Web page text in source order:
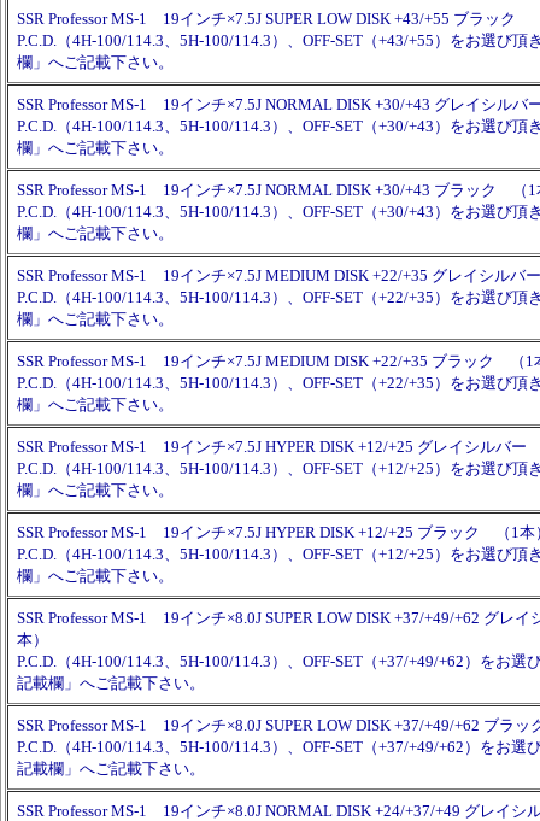
SSR Professor MS-1 19インチ×7.5J SUPER LOW DISK +43/+55 ブラック
P.C.D.（4H-100/114.3、5H-100/114.3）、OFF-SET（+43/+55）をお選び頂
欄」へご記載下さい。
SSR Professor MS-1 19インチ×7.5J NORMAL DISK +30/+43 グレイシル
P.C.D.（4H-100/114.3、5H-100/114.3）、OFF-SET（+30/+43）をお選び頂
欄」へご記載下さい。
SSR Professor MS-1 19インチ×7.5J NORMAL DISK +30/+43 ブラック （1
P.C.D.（4H-100/114.3、5H-100/114.3）、OFF-SET（+30/+43）をお選び頂
欄」へご記載下さい。
SSR Professor MS-1 19インチ×7.5J MEDIUM DISK +22/+35 グレイシル
P.C.D.（4H-100/114.3、5H-100/114.3）、OFF-SET（+22/+35）をお選び頂
欄」へご記載下さい。
SSR Professor MS-1 19インチ×7.5J MEDIUM DISK +22/+35 ブラック （1
P.C.D.（4H-100/114.3、5H-100/114.3）、OFF-SET（+22/+35）をお選び頂
欄」へご記載下さい。
SSR Professor MS-1 19インチ×7.5J HYPER DISK +12/+25 グレイシルバ
P.C.D.（4H-100/114.3、5H-100/114.3）、OFF-SET（+12/+25）をお選び頂
欄」へご記載下さい。
SSR Professor MS-1 19インチ×7.5J HYPER DISK +12/+25 ブラック （1本
P.C.D.（4H-100/114.3、5H-100/114.3）、OFF-SET（+12/+25）をお選び頂
欄」へご記載下さい。
SSR Professor MS-1 19インチ×8.0J SUPER LOW DISK +37/+49/+62 グレ
本）
P.C.D.（4H-100/114.3、5H-100/114.3）、OFF-SET（+37/+49/+62）をお選
記載欄」へご記載下さい。
SSR Professor MS-1 19インチ×8.0J SUPER LOW DISK +37/+49/+62 ブラ
P.C.D.（4H-100/114.3、5H-100/114.3）、OFF-SET（+37/+49/+62）をお選
記載欄」へご記載下さい。
SSR Professor MS-1 19インチ×8.0J NORMAL DISK +24/+37/+49 グレイ